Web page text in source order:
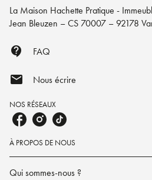
La Maison Hachette Pratique -
Jean Bleuzen – CS 70007 – 92178
contact_support FAQ
mail Nous écrire
NOS RÉSEAUX
À PROPOS DE NOUS
Qui sommes-nous ?